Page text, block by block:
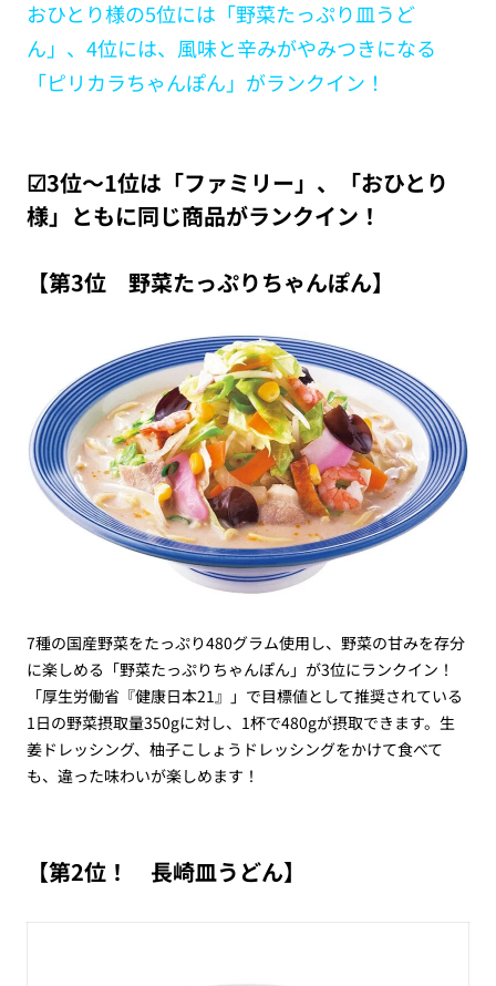
おひとり様の5位には「野菜たっぷり皿うど
ん」、4位には、風味と辛みがやみつきになる
「ピリカラちゃんぽん」がランクイン！
☑3位～1位は「ファミリー」、「おひとり
様」ともに同じ商品がランクイン！
【第3位 野菜たっぷりちゃんぽん】
7種の国産野菜をたっぷり480グラム使用し、野菜の甘みを存分
に楽しめる「野菜たっぷりちゃんぽん」が3位にランクイン！
「厚生労働省『健康日本21』」で目標値として推奨されている
1日の野菜摂取量350gに対し、1杯で480gが摂取できます。生
姜ドレッシング、柚子こしょうドレッシングをかけて食べて
も、違った味わいが楽しめます！
【第2位！ 長崎皿うどん】